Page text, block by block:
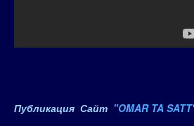
Публикация Сайт "OMAR TA